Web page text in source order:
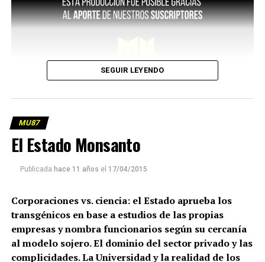
SEGUIR LEYENDO
MU87
El Estado Monsanto
Publicada hace 11 años el 17/04/2015
Corporaciones vs. ciencia: el Estado aprueba los
transgénicos en base a estudios de las propias
empresas y nombra funcionarios según su cercanía
al modelo sojero. El dominio del sector privado y las
complicidades. La Universidad y la realidad de los